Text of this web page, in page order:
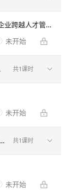
人才管理新高度
未开始
共1课时
未开始
共1课时
未开始